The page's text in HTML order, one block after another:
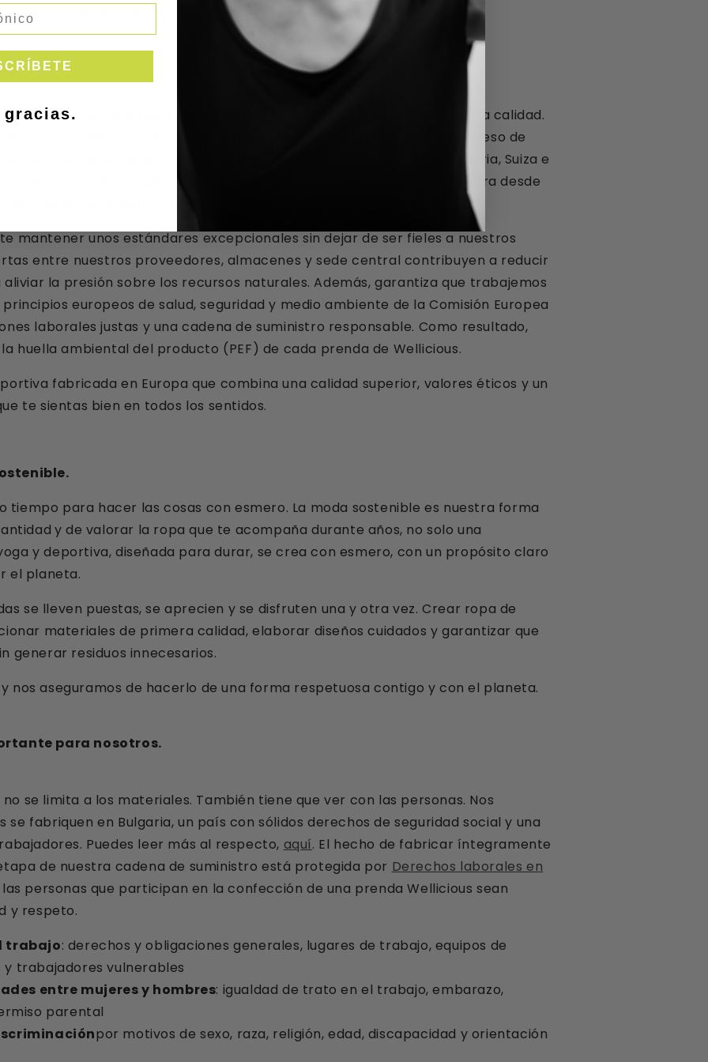
ha sorprendido gratamente lo duraderos que son realmente.
con la moda de yoga ética y la ropa deportiva sostenible de alta calidad.
con certificación GOTS procede de Perú y Turquía, el resto del proceso de
Nuestros hilos, etiquetas y tejidos se fabrican en Alemania, Austria, Suiza e
colección final se cosen con esmero en Bulgaria. Nuestra empresa opera desde
mantener unos estándares excepcionales sin dejar de ser fieles a nuestros
entre nuestros proveedores, almacenes y sede central contribuyen a reducir
la presión sobre los recursos naturales. Además, garantiza que trabajemos
europeos de salud, seguridad y medio ambiente de la Comisión Europea
laborales justas y una cadena de suministro responsable. Como resultado,
huella ambiental del producto (PEF) de cada prenda de Wellicious.
fabricada en Europa que combina una calidad superior, valores éticos y un
te sientas bien en todos los sentidos.
tiempo para hacer las cosas con esmero. La moda sostenible es nuestra forma
y de valorar la ropa que te acompaña durante años, no solo una
y deportiva, diseñada para durar, se crea con esmero, con un propósito claro
el planeta.
se lleven puestas, se aprecien y se disfruten una y otra vez. Crear ropa de
materiales de primera calidad, elaborar diseños cuidados y garantizar que
generar residuos innecesarios.
nos aseguramos de hacerlo de una forma respetuosa contigo y con el planeta.
para nosotros.
se limita a los materiales. También tiene que ver con las personas. Nos
fabriquen en Bulgaria, un país con sólidos derechos de seguridad social y una
Puedes leer más al respecto, aquí. El hecho de fabricar íntegramente
de nuestra cadena de suministro está protegida por Derechos laborales en
personas que participan en la confección de una prenda Wellicious sean
y respeto.
trabajo: derechos y obligaciones generales, lugares de trabajo, equipos de
trabajadores vulnerables
entre mujeres y hombres: igualdad de trato en el trabajo, embarazo,
parental
por motivos de sexo, raza, religión, edad, discapacidad y orientación
gracias.